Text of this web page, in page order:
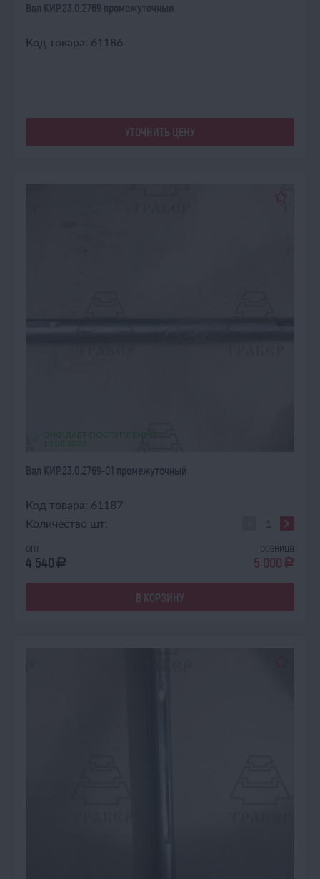
Вал КИР.23.0.2769 промежуточный
Код товара: 61186
УТОЧНИТЬ ЦЕНУ
ОЖИДАЕТ ПОСТУПЛЕНИЯ
13.08.2026
Вал КИР.23.0.2769-01 промежуточный
Код товара: 61187
Количество шт:
опт
4 540 a
розница
5 000 a
В КОРЗИНУ